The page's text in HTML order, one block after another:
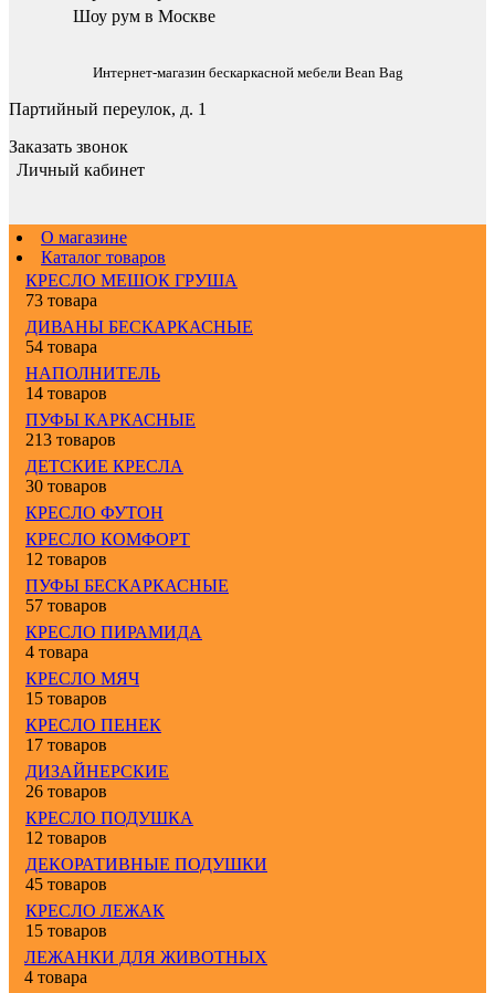
Шоу рум в Москве
Интернет-магазин бескаркасной мебели Bean Bag
Партийный переулок, д. 1
Заказать звонок
Личный кабинет
О магазине
Каталог товаров
КРЕСЛО МЕШОК ГРУША
73 товара
ДИВАНЫ БЕСКАРКАСНЫЕ
54 товара
НАПОЛНИТЕЛЬ
14 товаров
ПУФЫ КАРКАСНЫЕ
213 товаров
ДЕТСКИЕ КРЕСЛА
30 товаров
КРЕСЛО ФУТОН
КРЕСЛО КОМФОРТ
12 товаров
ПУФЫ БЕСКАРКАСНЫЕ
57 товаров
КРЕСЛО ПИРАМИДА
4 товара
КРЕСЛО МЯЧ
15 товаров
КРЕСЛО ПЕНЕК
17 товаров
ДИЗАЙНЕРСКИЕ
26 товаров
КРЕСЛО ПОДУШКА
12 товаров
ДЕКОРАТИВНЫЕ ПОДУШКИ
45 товаров
КРЕСЛО ЛЕЖАК
15 товаров
ЛЕЖАНКИ ДЛЯ ЖИВОТНЫХ
4 товара